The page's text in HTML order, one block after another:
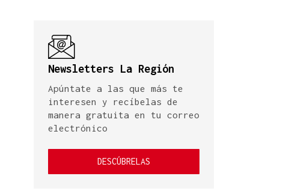
Newsletters La Región
Apúntate a las que más te
interesen y recíbelas de
manera gratuita en tu correo
electrónico
DESCÚBRELAS